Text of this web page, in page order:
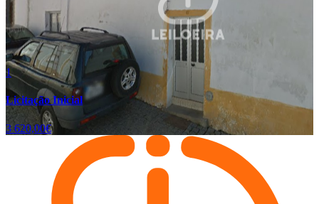
1
Licitação Inicial
3 620,00€